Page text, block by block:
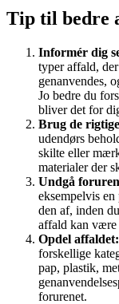
Tip til bedre
Informér dig
typer affald,
genanvendes,
Jo bedre du
bliver det for
Brug de
udendørs
skilte eller
materialer der
Undgå
eksempelvis
den af, inden
affald kan være
Opdel affaldet:
forskellige
pap, plastik,
forurenet.